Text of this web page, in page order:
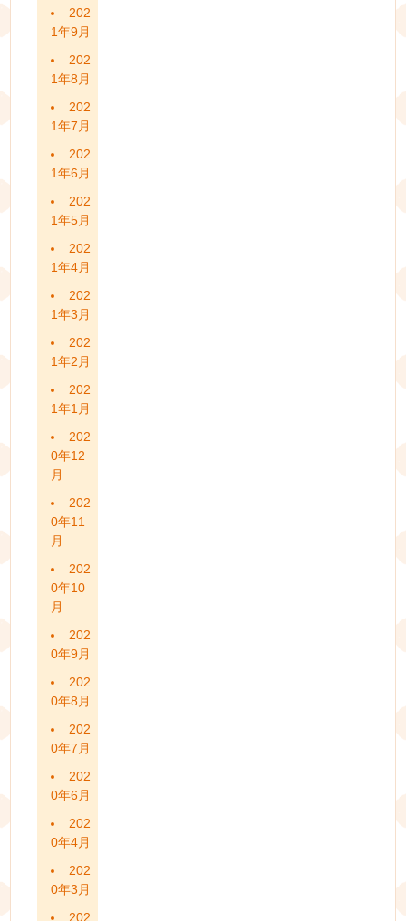
202
1年9月
202
1年8月
202
1年7月
202
1年6月
202
1年5月
202
1年4月
202
1年3月
202
1年2月
202
1年1月
202
0年12
月
202
0年11
月
202
0年10
月
202
0年9月
202
0年8月
202
0年7月
202
0年6月
202
0年4月
202
0年3月
202